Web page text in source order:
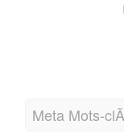
Meta Mots-